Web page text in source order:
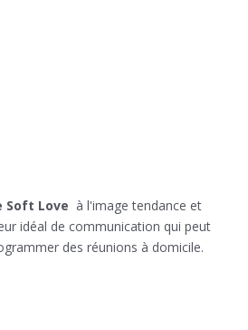
Soft Love à l'image tendance et
idéal de communication qui peut
des réunions à domicile.